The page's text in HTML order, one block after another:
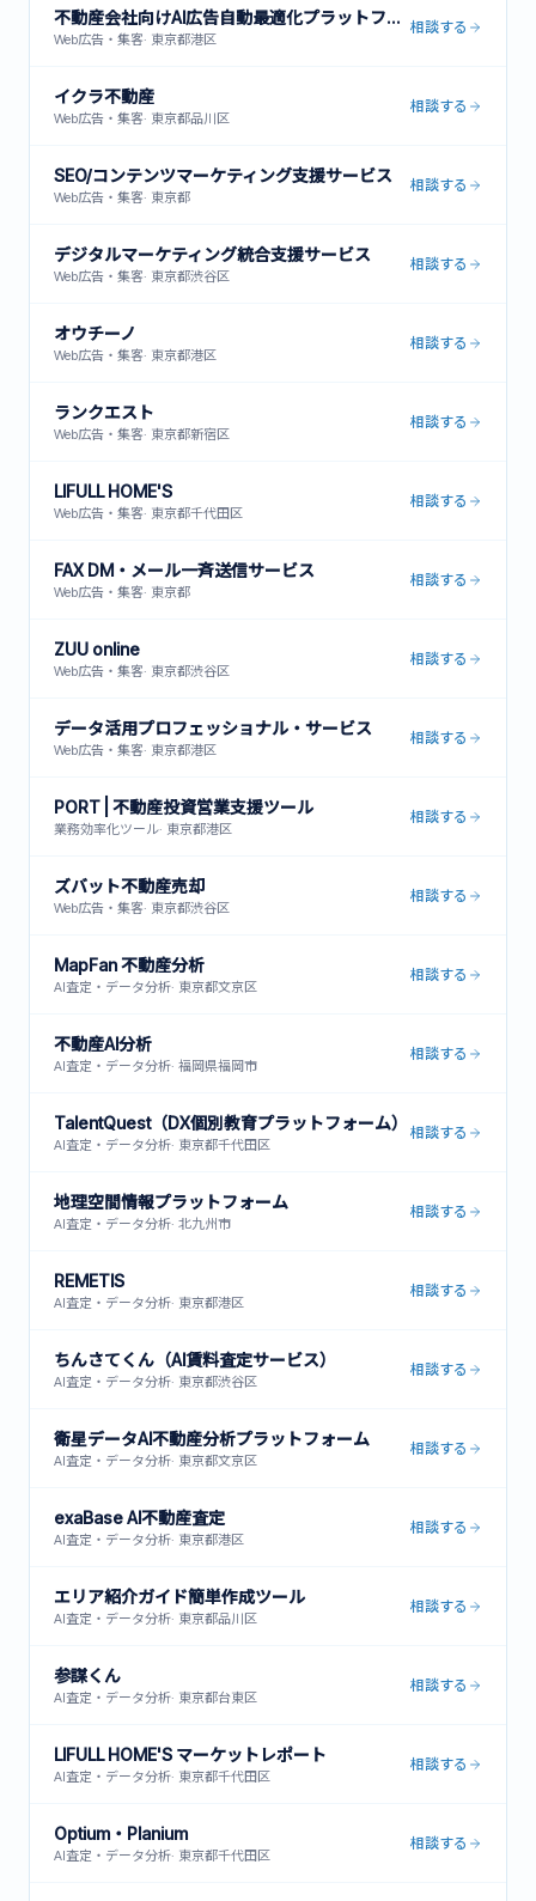
不動産会社向けAI広告自動最適化プラットフォーム
Web広告・集客· 東京都港区
相談する
イクラ不動産
Web広告・集客· 東京都品川区
相談する
SEO/コンテンツマーケティング支援サービス
Web広告・集客· 東京都
相談する
デジタルマーケティング統合支援サービス
Web広告・集客· 東京都渋谷区
相談する
オウチーノ
Web広告・集客· 東京都港区
相談する
ランクエスト
Web広告・集客· 東京都新宿区
相談する
LIFULL HOME'S
Web広告・集客· 東京都千代田区
相談する
FAX DM・メール一斉送信サービス
Web広告・集客· 東京都
相談する
ZUU online
Web広告・集客· 東京都渋谷区
相談する
データ活用プロフェッショナル・サービス
Web広告・集客· 東京都港区
相談する
PORT | 不動産投資営業支援ツール
業務効率化ツール· 東京都港区
相談する
ズバット不動産売却
Web広告・集客· 東京都渋谷区
相談する
MapFan 不動産分析
AI査定・データ分析· 東京都文京区
相談する
不動産AI分析
AI査定・データ分析· 福岡県福岡市
相談する
TalentQuest（DX個別教育プラットフォーム）
AI査定・データ分析· 東京都千代田区
相談する
地理空間情報プラットフォーム
AI査定・データ分析· 北九州市
相談する
REMETIS
AI査定・データ分析· 東京都港区
相談する
ちんさてくん（AI賃料査定サービス）
AI査定・データ分析· 東京都渋谷区
相談する
衛星データAI不動産分析プラットフォーム
AI査定・データ分析· 東京都文京区
相談する
exaBase AI不動産査定
AI査定・データ分析· 東京都港区
相談する
エリア紹介ガイド簡単作成ツール
AI査定・データ分析· 東京都品川区
相談する
参謀くん
AI査定・データ分析· 東京都台東区
相談する
LIFULL HOME'S マーケットレポート
AI査定・データ分析· 東京都千代田区
相談する
Optium・Planium
AI査定・データ分析· 東京都千代田区
相談する